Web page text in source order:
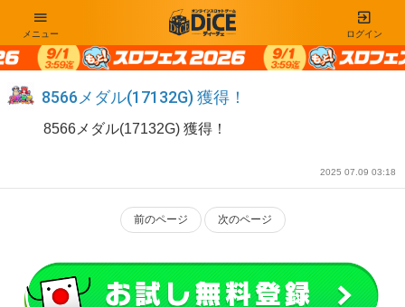
ログイン
メニュー
8566メダル(17132G) 獲得！
8566メダル(17132G) 獲得！
2025 07.09 03:18
前のページ 次のページ